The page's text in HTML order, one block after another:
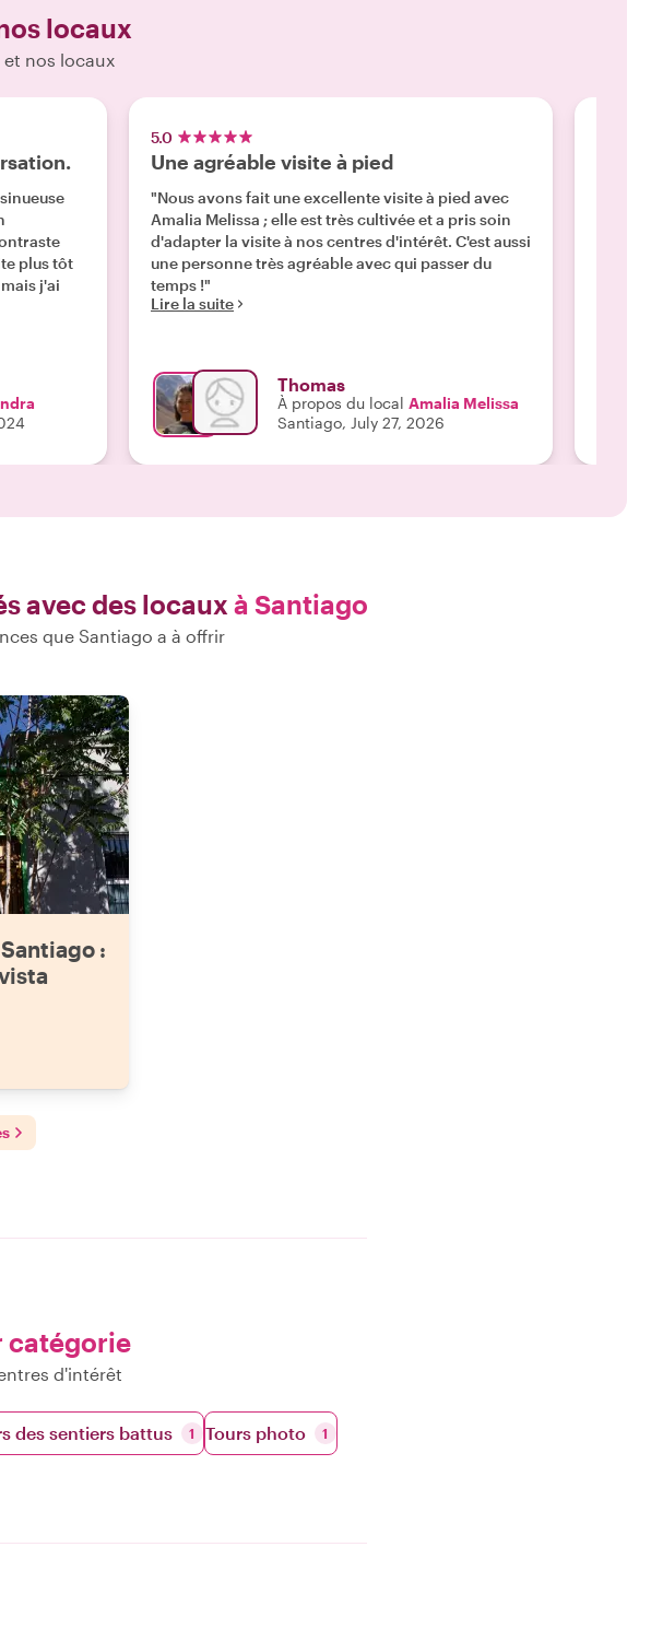
locaux
nos locaux
plus tôt
j'ai
5.0
Une agréable visite à pied
"Nous avons fait une excellente visite à pied avec
Amalia Melissa ; elle est très cultivée et a pris soin
d'adapter la visite à nos centres d'intérêt. C'est aussi
une personne très agréable avec qui passer du
temps !"
Lire la suite
Thomas
À propos du local Amalia Melissa
Santiago, July 27, 2026
avec des locaux à Santiago
que Santiago a à offrir
:
catégorie
d'intérêt
des sentiers battus 1 Tours photo 1